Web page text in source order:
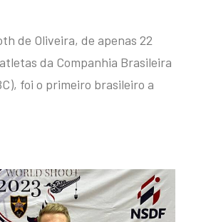
de Oliveira, de apenas 22
da Companhia Brasileira
foi o primeiro brasileiro a